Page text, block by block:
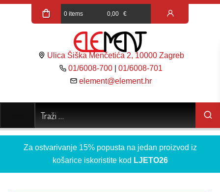
0 items 0,00 €
Ulica Šiška Menčetića 2, 10000 Zagreb
01/6008-700 |01/6008-701
element@element.hr
Za ostvarivanje 15% popusta na jedan proizvod iz
košarice iskoristite kod LJETO26